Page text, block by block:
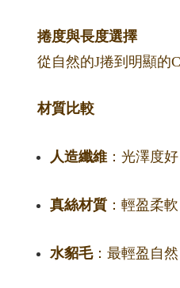
捲度與長度選擇
從自然的J捲到明顯的
材質比較
人造纖維 ：光澤度
真絲材質 ：輕盈柔
水貂毛：最輕盈自